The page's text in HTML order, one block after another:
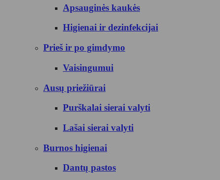
Apsauginės kaukės
Higienai ir dezinfekcijai
Prieš ir po gimdymo
Vaisingumui
Ausų priežiūrai
Purškalai sierai valyti
Lašai sierai valyti
Burnos higienai
Dantų pastos